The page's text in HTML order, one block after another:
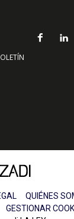
QUIÉNES
GESTIONAR